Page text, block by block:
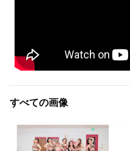
すべての画像